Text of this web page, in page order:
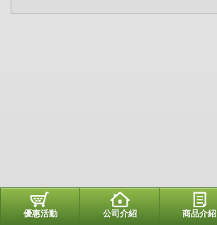
優惠活動 公司介紹 商品介紹